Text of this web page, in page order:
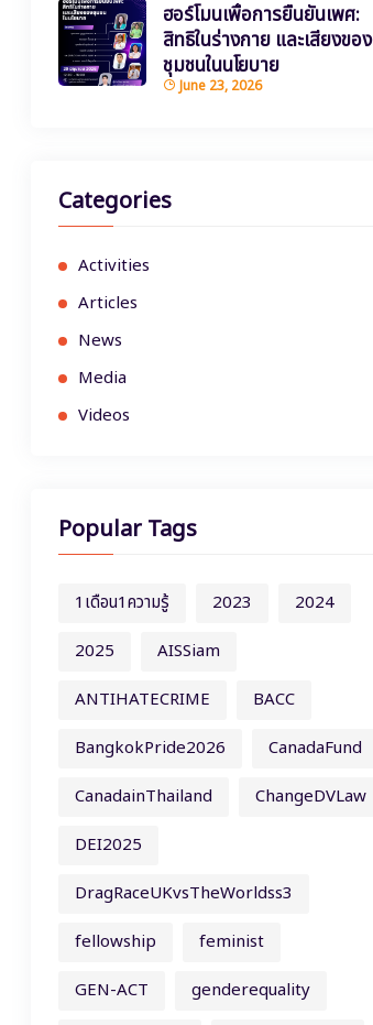
ฮอร์โมนเพื่อการยืนยันเพศ:
สิทธิในร่างกาย และเสียงของ
ชุมชนในนโยบาย
June 23, 2026
Categories
Activities
Articles
News
Media
Videos
Popular Tags
1เดือน1ความรู้ 2023
2024
2025
AISSiam
ANTIHATECRIME
BACC
BangkokPride2026
CanadaFund
CanadainThailand
ChangeDVLaw
DEI2025
DragRaceUKvsTheWorldss3
fellowship
feminist
GEN-ACT
genderequality